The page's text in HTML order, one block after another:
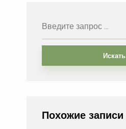
Искать
Похожие записи